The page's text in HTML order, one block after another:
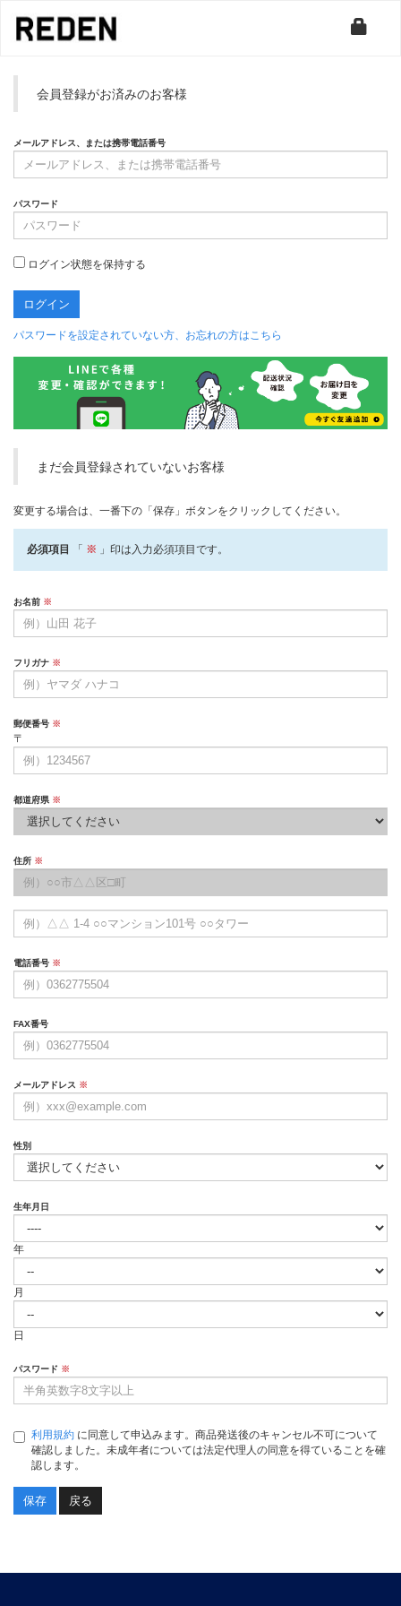
会員登録がお済みのお客様
メールアドレス、または携帯電話番号
パスワード
ログイン状態を保持する
パスワードを設定されていない方、お忘れの方はこちら
まだ会員登録されていないお客様
変更する場合は、一番下の「保存」ボタンをクリックしてください。
必須項目 「 ※ 」印は入力必須項目です。
お名前 ※
フリガナ ※
郵便番号 ※
〒
都道府県 ※
住所 ※
電話番号 ※
FAX番号
メールアドレス ※
性別
生年月日
年
月
日
パスワード ※
利用規約 に同意して申込みます。商品発送後のキャンセル不可について
確認しました。未成年者については法定代理人の同意を得ていることを確
認します。
戻る